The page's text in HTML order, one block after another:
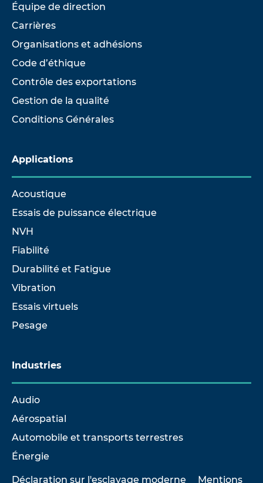
Équipe de direction
Carrières
Organisations et adhésions
Code d’éthique
Contrôle des exportations
Gestion de la qualité
Conditions Générales
Applications
Acoustique
Essais de puissance électrique
NVH
Fiabilité
Durabilité et Fatigue
Vibration
Essais virtuels
Pesage
Industries
Audio
Aérospatial
Automobile et transports terrestres
Énergie
Déclaration sur l'esclavage moderne Mentions